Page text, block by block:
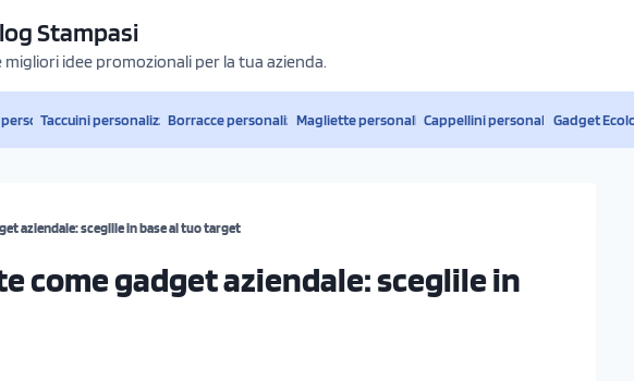
Stampasi
migliori idee promozionali per la tua azienda.
personalizzati
Taccuini personalizzatiBorracce personalizzateMagliette personalizzateCappellini personalizzatiGadget
aziendale: sceglile in base al tuo target
come gadget aziendale: sceglile in